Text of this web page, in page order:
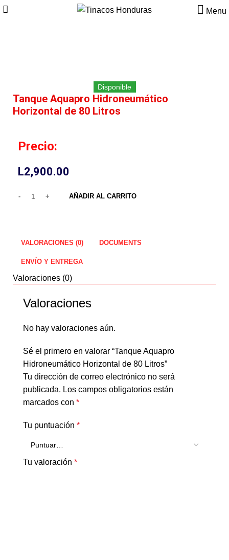
Menu
Disponible
Tanque Aquapro Hidroneumático
Horizontal de 80 Litros
Precio:
L2,900.00
AÑADIR AL CARRITO
VALORACIONES (0) DOCUMENTS
ENVÍO Y ENTREGA
Valoraciones (0)
Valoraciones
No hay valoraciones aún.
Sé el primero en valorar “Tanque Aquapro
Hidroneumático Horizontal de 80 Litros”
Tu dirección de correo electrónico no será
publicada. Los campos obligatorios están
marcados con *
Tu puntuación *
Tu valoración *